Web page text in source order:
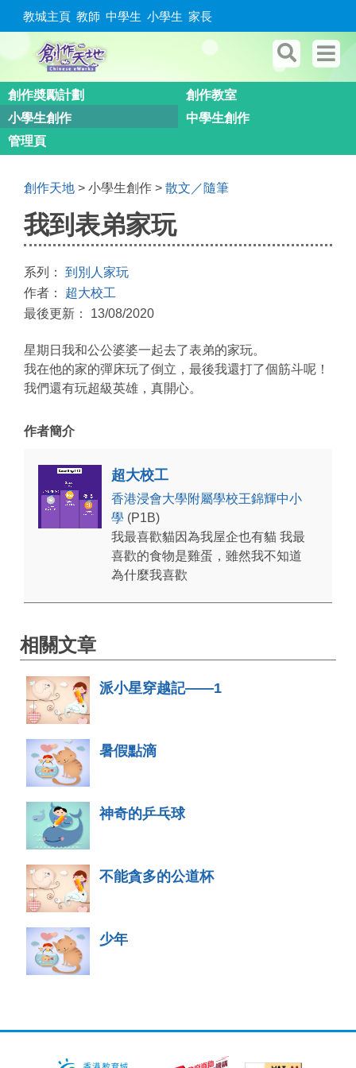
教城主頁 教師 中學生 小學生 家長
創作奬勵計劃
創作教室
小學生創作
中學生創作
管理頁
創作天地 > 小學生創作 > 散文／隨筆
我到表弟家玩
系列： 到別人家玩
作者： 超大校工
最後更新： 13/08/2020
星期日我和公公婆婆一起去了表弟的家玩。
我在他的家的彈床玩了倒立，最後我還打了個筋斗呢！
我們還有玩超級英雄，真開心。
作者簡介
超大校工
香港浸會大學附屬學校王錦輝中小
學 (P1B)
我最喜歡貓因為我屋企也有貓 我最
喜歡的食物是雞蛋，雖然我不知道
為什麼我喜歡
相關文章
派小星穿越記——1
暑假點滴
神奇的乒乓球
不能貪多的公道杯
少年